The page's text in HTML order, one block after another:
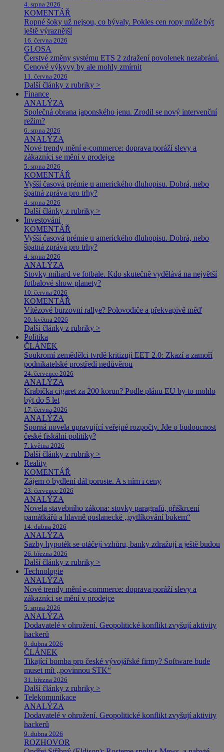
4. srpna 2026
KOMENTÁŘ
Ropné šoky už nejsou, co bývaly. Pokles cen ropy může být
ještě výraznější
16. června 2026
GLOSA
Čerstvé změny systému ETS 2 zdražení povolenek nezabrání.
Cenové výkyvy by ale mohly zmírnit
11. června 2026
Další články z rubriky >
Finance
ANALÝZA
Společná obrana japonského jenu. Zrodil se nový intervenční
režim?
6. srpna 2026
ANALÝZA
Nové trendy mění e-commerce: doprava poráží slevy a
zákazníci se mění v prodejce
5. srpna 2026
KOMENTÁŘ
Vyšší časová prémie u amerického dluhopisu. Dobrá, nebo
špatná zpráva pro trhy?
4. srpna 2026
Další články z rubriky >
Investování
KOMENTÁŘ
Vyšší časová prémie u amerického dluhopisu. Dobrá, nebo
špatná zpráva pro trhy?
4. srpna 2026
ANALÝZA
Stovky miliard ve fotbale. Kdo skutečně vydělává na největší
fotbalové show planety?
10. června 2026
KOMENTÁŘ
Vítězové burzovní rallye? Polovodiče a překvapivě měď
20. května 2026
Další články z rubriky >
Politika
ČLÁNEK
Soukromí zemědělci tvrdě kritizují EET 2.0: Zkazí a zamoří
podnikatelské prostředí nedůvěrou
24. července 2026
ANALÝZA
Krabička cigaret za 200 korun? Podle plánu EU by to mohlo
být do 5 let
17. června 2026
ANALÝZA
Sporná novela upravující veřejné rozpočty. Jde o budoucnost
české fiskální politiky?
7. května 2026
Další články z rubriky >
Reality
KOMENTÁŘ
Zájem o bydlení dál poroste. A s ním i ceny
23. července 2026
ANALÝZA
Novela stavebního zákona: stovky paragrafů, přiškrcení
památkářů a hlavně poslanecké „pytlíkování bokem“
14. dubna 2026
ANALÝZA
Sazby hypoték se otáčejí vzhůru, banky zdražují a ještě budou
26. března 2026
Další články z rubriky >
Technologie
ANALÝZA
Nové trendy mění e-commerce: doprava poráží slevy a
zákazníci se mění v prodejce
5. srpna 2026
ANALÝZA
Dodavatelé v ohrožení. Geopolitické konflikt zvyšují aktivity
hackerů
9. dubna 2026
ČLÁNEK
Tikající bomba pro české vývojářské firmy? Software bude
muset mít „povinnou STK“
31. března 2026
Další články z rubriky >
Telekomunikace
ANALÝZA
Dodavatelé v ohrožení. Geopolitické konflikt zvyšují aktivity
hackerů
9. dubna 2026
ROZHOVOR